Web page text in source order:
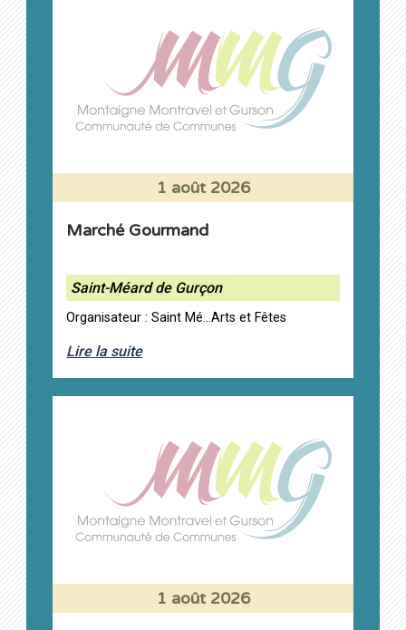
1 août 2026
Marché Gourmand
Saint-Méard de Gurçon
Organisateur : Saint Mé...Arts et Fêtes
Lire la suite
1 août 2026